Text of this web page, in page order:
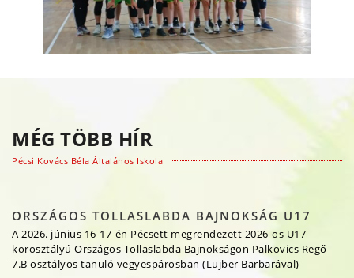
MÉG TÖBB HÍR
Pécsi Kovács Béla Általános Iskola
ORSZÁGOS TOLLASLABDA BAJNOKSÁG U17
A 2026. június 16-17-én Pécsett megrendezett 2026-os U17
korosztályú Országos Tollaslabda Bajnokságon Palkovics Regő
7.B osztályos tanuló vegyespárosban (Lujber Barbarával)